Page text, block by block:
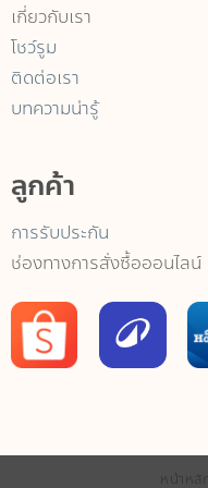
เกี่ยวกับเรา
โชว์รูม
ติดต่อเรา
บทความน่ารู้
ลูกค้า
การรับประกัน
ช่องทางการสั่งซื้อออนไลน์
หน้าหลัก